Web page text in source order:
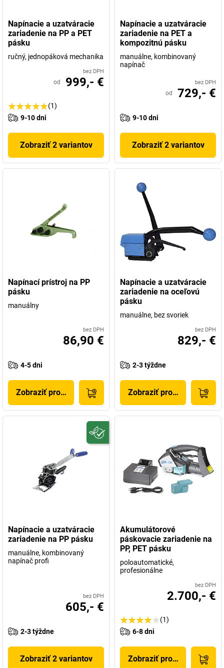
Napínacie a uzatváracie
zariadenie na PP a PET
pásku
ručný, jednopáková mechanika
bez DPH
od 999,- €
(1)
9-10 dni
Zobraziť 2 variantov
Napínacie a uzatváracie
zariadenie na PET a
kompozitnú pásku
manuálne, kombinovaný
napínač
bez DPH
od 729,- €
9-10 dni
Zobraziť 2 variantov
Napínací prístroj na PP
pásku
manuálny
bez DPH
86,90 €
4-5 dni
Zobraziť produkt
Napínacie a uzatváracie
zariadenie na oceľovú
pásku
manuálne, bez svoriek
bez DPH
829,- €
2-3 týždne
Zobraziť produkt
Napínacie a uzatváracie
zariadenie na PP pásku
manuálne, kombinovaný
napínač profi
bez DPH
605,- €
2-3 týždne
Zobraziť 2 variantov
Akumulátorové
páskovacie zariadenie na
PP, PET pásku
poloautomatické,
profesionálne
bez DPH
2.700,- €
(1)
6-8 dni
Zobraziť produkt